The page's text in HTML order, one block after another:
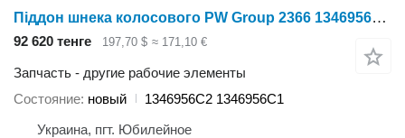
Піддон шнека колосового PW Group 2366 1346956C2 для зерноуборочного комбайна
92 620 тенге 197,70 $ ≈ 171,10 €
Запчасть - другие рабочие элементы
Состояние новый
1346956C2 1346956C1
Украина, пгт. Юбилейное